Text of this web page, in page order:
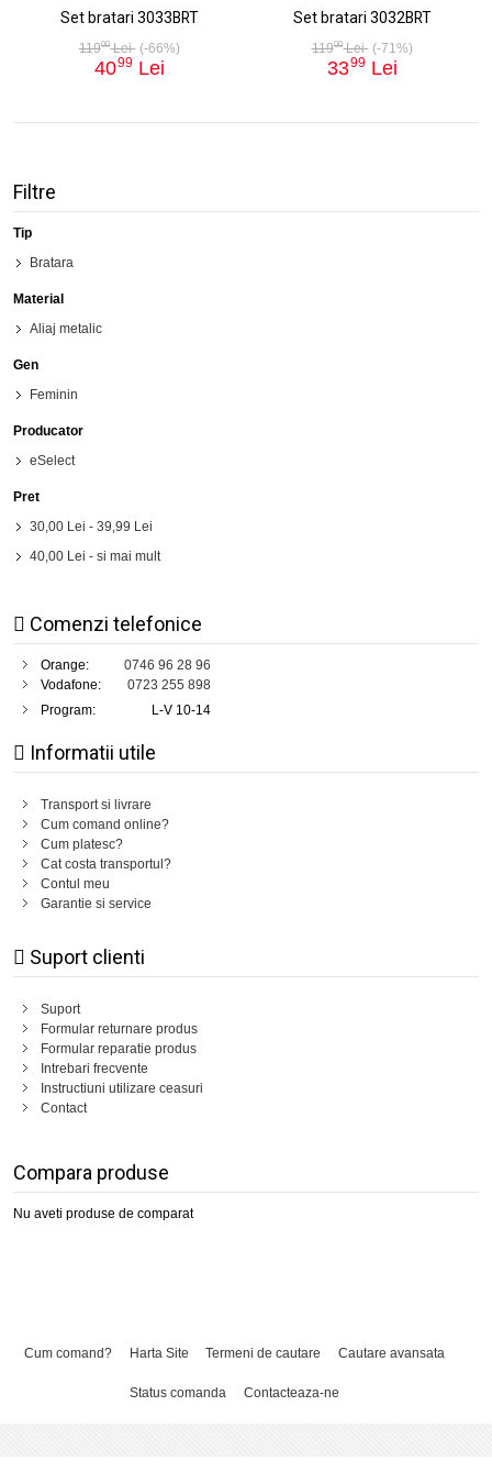
Set bratari 3033BRT
11900Lei (-66%)
4099 Lei
Set bratari 3032BRT
11900Lei (-71%)
3399 Lei
Filtre
Tip
Bratara
Material
Aliaj metalic
Gen
Feminin
Producator
eSelect
Pret
30,00 Lei - 39,99 Lei
40,00 Lei - si mai mult
Comenzi telefonice
Orange:
0746 96 28 96
Vodafone:
0723 255 898
Program:
L-V 10-14
Informatii utile
Transport si livrare
Cum comand online?
Cum platesc?
Cat costa transportul?
Contul meu
Garantie si service
Suport clienti
Suport
Formular returnare produs
Formular reparatie produs
Intrebari frecvente
Instructiuni utilizare ceasuri
Contact
Compara produse
Nu aveti produse de comparat
Cum comand? Harta Site Termeni de cautare Cautare avansata
Status comanda Contacteaza-ne